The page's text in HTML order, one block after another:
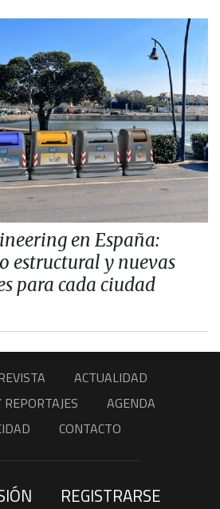
en España:
estructural y nuevas
para cada ciudad
ACTUALIDAD
AGENDA
CONTACTO
REGISTRARSE